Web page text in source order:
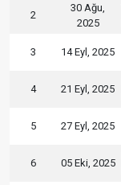
2
30 Ağu,
2025
3 14 Eyl, 2025
4 21 Eyl, 2025
5 27 Eyl, 2025
6 05 Eki, 2025